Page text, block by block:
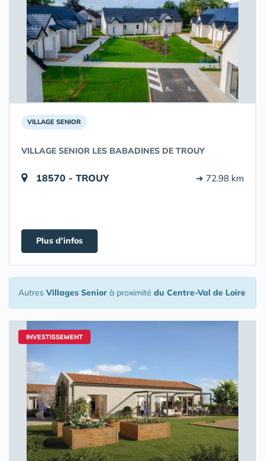
VILLAGE SENIOR
VILLAGE SENIOR LES BABADINES DE TROUY
18570 - TROUY ➔ 72.98 km
Plus d'infos
Autres Villages Senior à proximité du Centre-Val de Loire
INVESTISSEMENT